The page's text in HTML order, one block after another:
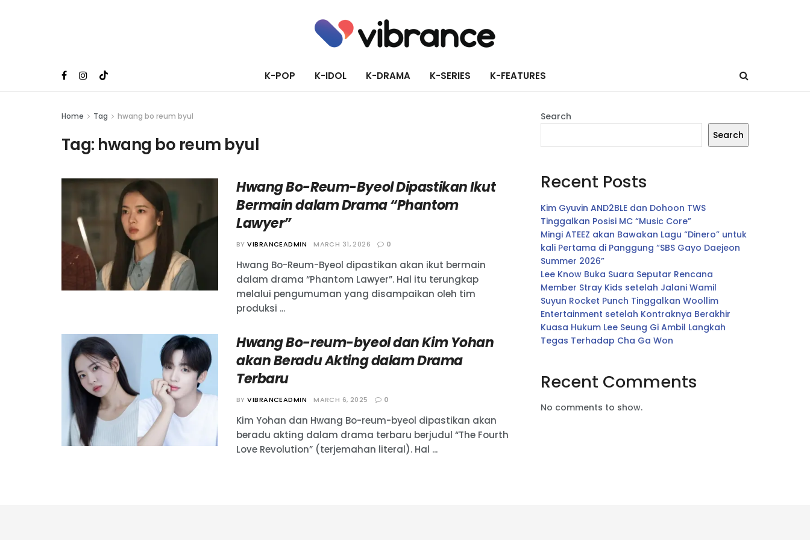
K-POP K-IDOL K-DRAMA K-SERIES K-FEATURES
Home Tag hwang bo reum byul
Tag: hwang bo reum byul
Hwang Bo-Reum-Byeol Dipastikan Ikut
Bermain dalam Drama “Phantom
Lawyer”
BY VIBRANCEADMIN MARCH 31, 2026 0
Hwang Bo-Reum-Byeol dipastikan akan ikut bermain
dalam drama “Phantom Lawyer”. Hal itu terungkap
melalui pengumuman yang disampaikan oleh tim
produksi ...
Hwang Bo-reum-byeol dan Kim Yohan
akan Beradu Akting dalam Drama
Terbaru
BY VIBRANCEADMIN MARCH 6, 2025 0
Kim Yohan dan Hwang Bo-reum-byeol dipastikan akan
beradu akting dalam drama terbaru berjudul “The Fourth
Love Revolution” (terjemahan literal). Hal ...
Search
Search
Recent Posts
Kim Gyuvin AND2BLE dan Dohoon TWS
Tinggalkan Posisi MC “Music Core”
Mingi ATEEZ akan Bawakan Lagu “Dinero” untuk
kali Pertama di Panggung “SBS Gayo Daejeon
Summer 2026”
Lee Know Buka Suara Seputar Rencana
Member Stray Kids setelah Jalani Wamil
Suyun Rocket Punch Tinggalkan Woollim
Entertainment setelah Kontraknya Berakhir
Kuasa Hukum Lee Seung Gi Ambil Langkah
Tegas Terhadap Cha Ga Won
Recent Comments
No comments to show.